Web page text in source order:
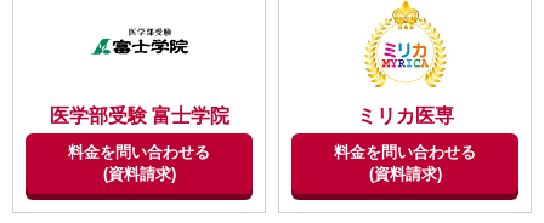
医学部受験 富士学院
料金を問い合わせる
(資料請求)
ミリカ医専
料金を問い合わせる
(資料請求)